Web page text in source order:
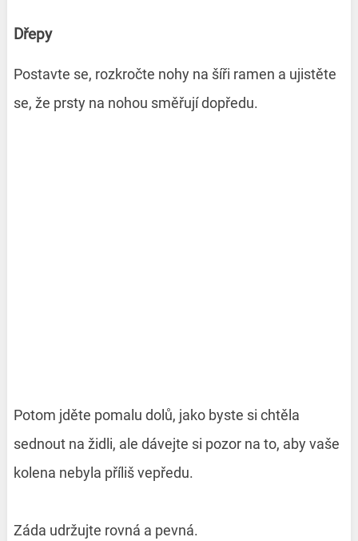
Dřepy
Postavte se, rozkročte nohy na šíři ramen a ujistěte
se, že prsty na nohou směřují dopředu.
Potom jděte pomalu dolů, jako byste si chtěla
sednout na židli, ale dávejte si pozor na to, aby vaše
kolena nebyla příliš vepředu.
Záda udržujte rovná a pevná.